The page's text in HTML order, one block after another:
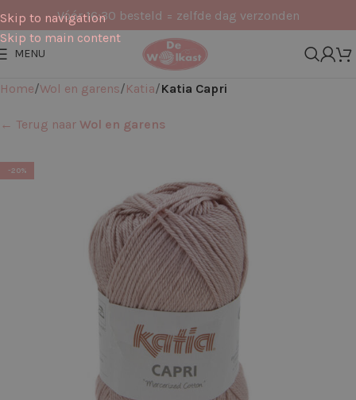
Skip to navigation
Skip to main content
Vóór 16:30 besteld = zelfde dag verzonden
MENU
Home Wol en garens Katia Katia Capri
← Terug naar Wol en garens
-20%